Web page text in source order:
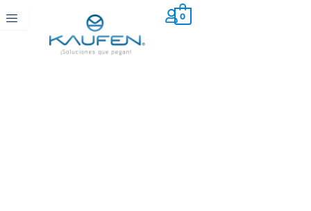
al
contenido
0